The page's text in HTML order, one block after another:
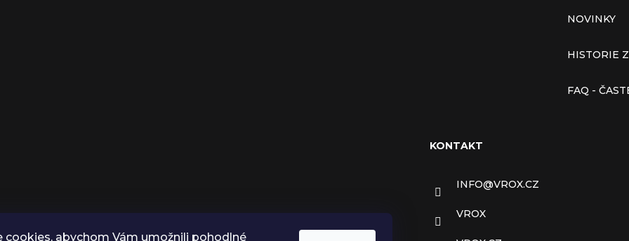
cookies, abychom Vám umožnili pohodlné
NOVINKY
HISTORIE
FAQ -
KONTAKT
INFO@VROX.CZ
VROX